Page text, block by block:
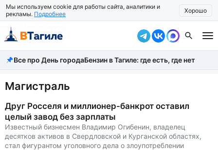
Мы используем cookie для работы сайта, аналитики и
рекламы. Подробнее Хорошо
Все новости
Происшествия
Город
Власть
Жизнь
Все про День городаБензин в Тагиле: где есть, где нет
Магистраль
Друг Росселя и миллионер-банкрот оставил
целый завод без зарплаты
Известный бизнесмен Владимир Огибенин, владелец
десятков активов в Свердловской и Курганской областях,
стал фигурантом уголовного дела о злоупотреблении